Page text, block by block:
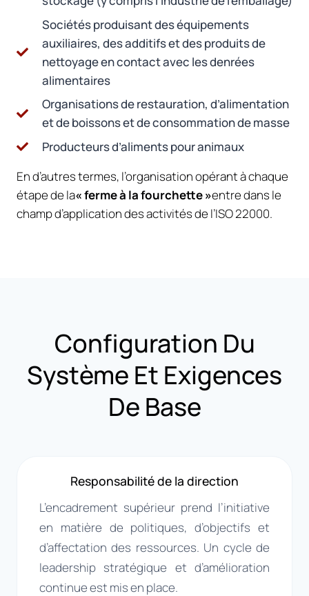
Sociétés produisant des équipements
auxiliaires, des additifs et des produits de
nettoyage en contact avec les denrées
alimentaires
Organisations de restauration, d’alimentation
et de boissons et de consommation de masse
Producteurs d’aliments pour animaux
En d’autres termes, l’organisation opérant à chaque
étape de la« ferme à la fourchette »entre dans le
champ d’application des activités de l’ISO 22000.
Configuration Du
Système Et Exigences
De Base
Responsabilité de la direction
L’encadrement supérieur prend l’initiative
en matière de politiques, d’objectifs et
d’affectation des ressources. Un cycle de
leadership stratégique et d’amélioration
continue est mis en place.